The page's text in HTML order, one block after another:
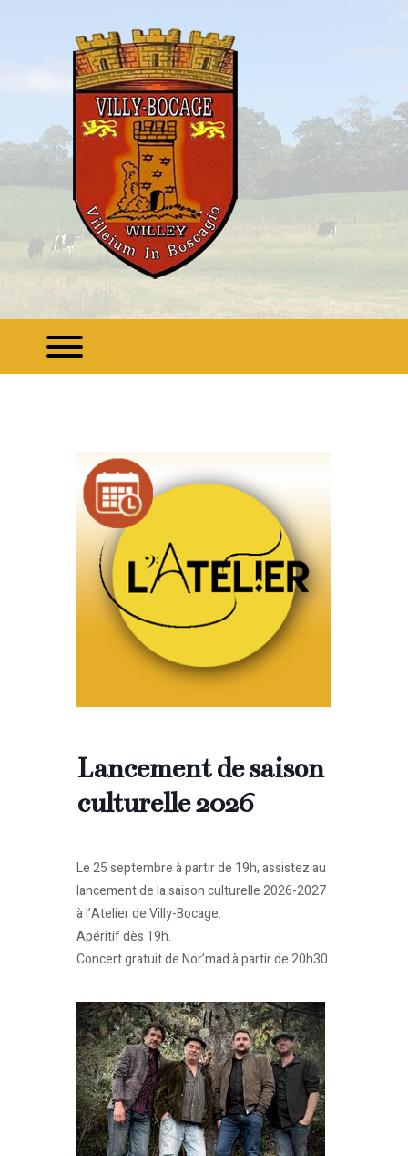
Lancement de saison
culturelle 2026
Le 25 septembre à partir de 19h, assistez au
lancement de la saison culturelle 2026-2027
à l’Atelier de Villy-Bocage.
Apéritif dès 19h.
Concert gratuit de Nor’mad à partir de 20h30